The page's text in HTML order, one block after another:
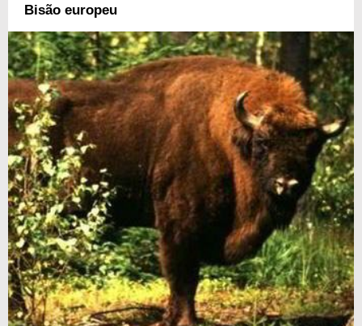
Bisão europeu